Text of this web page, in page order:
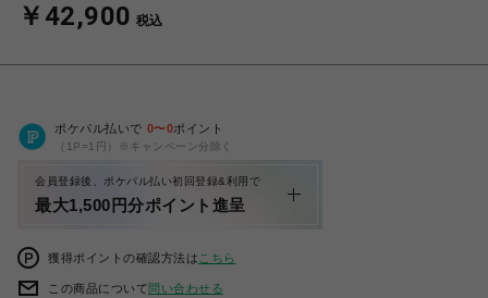
￥42,900 税込
ポケパル払いで 0〜0ポイント
（1P=1円）※キャンペーン分除く
会員登録後、ポケパル払い初回登録&利用で
最大1,500円分ポイント進呈
獲得ポイントの確認方法は こちら
この商品について問い合わせる